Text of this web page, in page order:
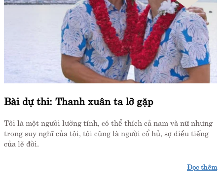
Bài dự thi: Thanh xuân ta lỡ gặp
Tôi là một người lưỡng tính, có thể thích cả nam và nữ nhưng
trong suy nghĩ của tôi, tôi cũng là người cổ hủ, sợ điều tiếng
của lẽ đời.
Đọc thêm